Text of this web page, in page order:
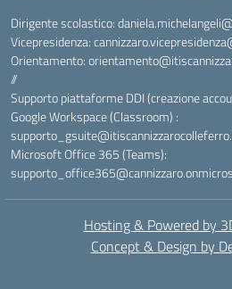
Dirigente scolastico:
Vicepresidenza:
Orientamento:
//
Supporto piattaforme DDI (creazione
Google Workspace (Classroom) :
Microsoft Office 365 (Teams):
Hosting & Powered by
Concept & Design by